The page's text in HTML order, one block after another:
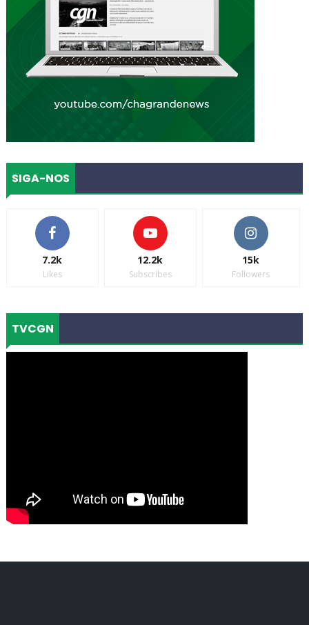
SIGA-NOS
7.2k
Likes
12.2k
Subscribes
15k
Followers
TVCGN